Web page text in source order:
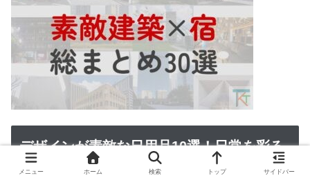
デザインが素敵な日用品10選！日常を彩る
おススメのアイテムを紹介
メニュー ホーム 検索 トップ サイドバー